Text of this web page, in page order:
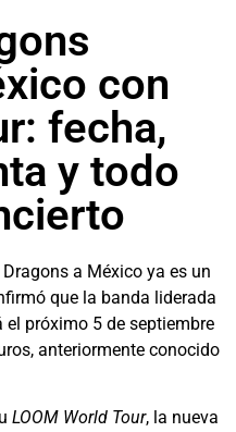
con
fecha,
y todo
a México ya es un
que la banda liderada
el próximo 5 de septiembre
anteriormente conocido
LOOM World Tour, la nueva